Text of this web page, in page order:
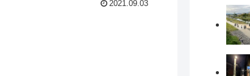
2021.09.03